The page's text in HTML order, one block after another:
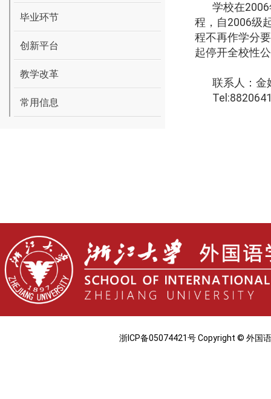
毕业环节
创新平台
教学改革
常用信息
学校在2006
程，自2006级
程不再作学分
起停开全校性
联系人：金
浙ICP备05074421号 Copyright © 外国